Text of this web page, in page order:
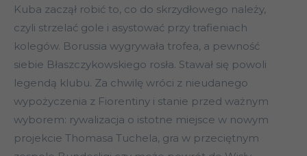
Kuba zaczął robić to, co do skrzydłowego należy,
czyli strzelać gole i asystować przy trafieniach
kolegów. Borussia wygrywała trofea, a pewność
siebie Błaszczykowskiego rosła. Stawał się powoli
legendą klubu. Za chwilę wróci z nieudanego
wypożyczenia z Fiorentiny i stanie przed ważnym
wyborem: rywalizacja o istotne miejsce w nowym
projekcie Thomasa Tuchela, gra w przeciętnym